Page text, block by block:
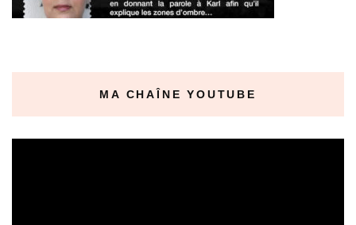
MA CHAÎNE YOUTUBE